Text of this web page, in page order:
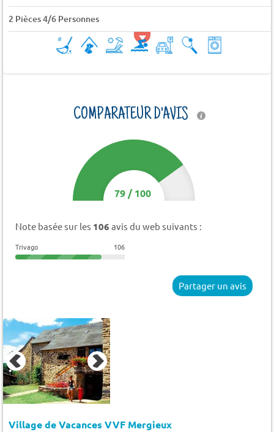
2 Pièces 4/6 Personnes
COMPARATEUR D'AVIS
79/100
Note basée sur les 106 avis du web suivants :
Trivago 106
Partager un avis
Village de Vacances VVF Mergieux